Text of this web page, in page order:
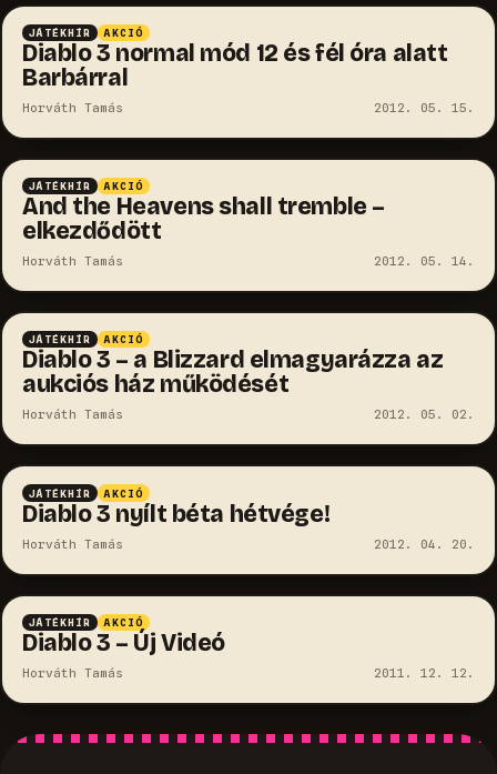
JÁTÉKHÍR AKCIÓ
Diablo 3 normal mód 12 és fél óra alatt
Barbárral
Horváth Tamás 2012. 05. 15.
JÁTÉKHÍR AKCIÓ
And the Heavens shall tremble –
elkezdődött
Horváth Tamás 2012. 05. 14.
JÁTÉKHÍR AKCIÓ
Diablo 3 – a Blizzard elmagyarázza az
aukciós ház működését
Horváth Tamás 2012. 05. 02.
JÁTÉKHÍR AKCIÓ
Diablo 3 nyílt béta hétvége!
Horváth Tamás 2012. 04. 20.
JÁTÉKHÍR AKCIÓ
Diablo 3 – Új Videó
Horváth Tamás 2011. 12. 12.